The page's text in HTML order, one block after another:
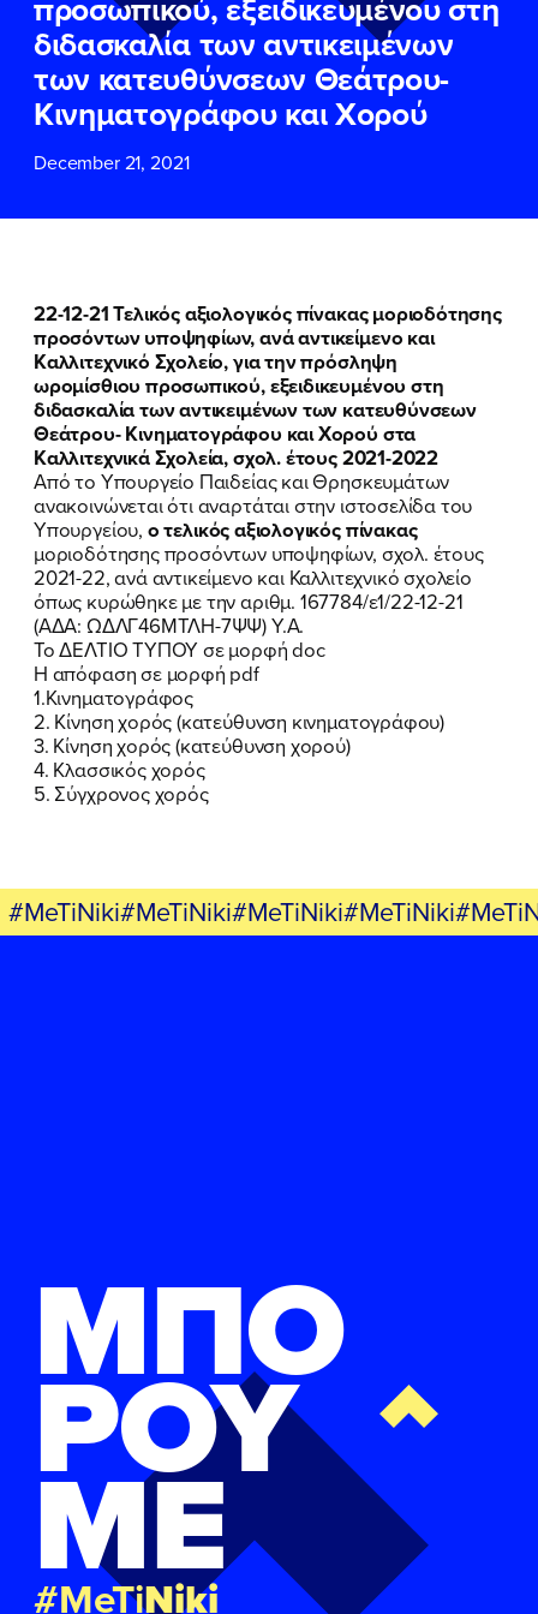
ΠΟΙΑ ΕΙΜΑΙ
ΕΡΓΟ
ΕΚΔΗΛΩΣΕΙΣ
ΝΕΑ
ΕΛΑ ΚΙ ΕΣΥ
FB IN TW YT LN VB TIKTOK
διδασκαλία των αντικειμένων
των κατευθύνσεων Θεάτρου-
Κινηματογράφου και Χορού
December 21, 2021
22-12-21 Τελικός αξιολογικός πίνακας μοριοδότησης
προσόντων υποψηφίων, ανά αντικείμενο και
Καλλιτεχνικό Σχολείο, για την πρόσληψη
ωρομίσθιου προσωπικού, εξειδικευμένου στη
διδασκαλία των αντικειμένων των κατευθύνσεων
Θεάτρου- Κινηματογράφου και Χορού στα
Καλλιτεχνικά Σχολεία, σχολ. έτους 2021-2022
Από το Υπουργείο Παιδείας και Θρησκευμάτων
ανακοινώνεται ότι αναρτάται στην ιστοσελίδα του
Υπουργείου, ο τελικός αξιολογικός πίνακας
μοριοδότησης προσόντων υποψηφίων, σχολ. έτους
2021-22, ανά αντικείμενο και Καλλιτεχνικό σχολείο
όπως κυρώθηκε με την αριθμ. 167784/ε1/22-12-21
(ΑΔΑ: ΩΔΛΓ46ΜΤΛΗ-7ΨΨ) Υ.Α.
Το ΔΕΛΤΙΟ ΤΥΠΟΥ σε μορφή doc
H απόφαση σε μορφή pdf
1.Κινηματογράφος
2. Κίνηση χορός (κατεύθυνση κινηματογράφου)
3. Κίνηση χορός (κατεύθυνση χορού)
4. Κλασσικός χορός
5. Σύγχρονος χορός
ΜΠΟ
ΡΟΥ
ΜΕ
#MeTiNiki
ΕΠΙΘΕΤΟ*
ΤΗΛΕΦΩΝΟ*
EMAIL
Δεδομένων
και τους τους
Χρήσηςτου δικτυακού τόπου του
Πολιτικού Γραφείου της Βουλευτού
Νίκης Κεραμέως
ΥΠΟΒΟΛΗ
ΕΠΙΘΕΤΟ*
ΤΗΛΕΦΩΝΟ
EMAIL
Δεδομένων
και τους τους
Χρήσηςτου δικτυακού τόπου του
Πολιτικού Γραφείου της Βουλευτού
Νίκης Κεραμέως
ΥΠΟΒΟΛΗ